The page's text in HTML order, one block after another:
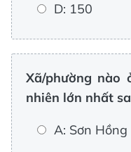
D: 150
Xã/phường nào
nhiên lớn nhất
A: Sơn Hồng